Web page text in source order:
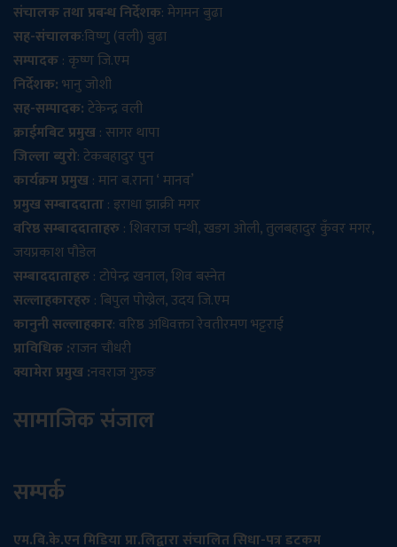
संचालक तथा प्रबन्ध निर्देशक: मेगमन बुढा
सह-संचालक:विष्णु (वली) बुढा
सम्पादक: कृष्ण जि.एम
निर्देशक:भानु जोशी
सह-सम्पादक:टेकेन्द्र वली
क्राईमबिट प्रमुख: सागर थापा
जिल्ला ब्युरो: टेकबहादुर पुन
कार्यक्रम प्रमुख: मान ब.राना ‘ मानव’
प्रमुख सम्बाददाता: इराधा झाक्री मगर
वरिष्ठ सम्बाददाताहरु: शिवराज पन्थी, खडग ओली, तुलबहादुर कुँवर मगर,
जयप्रकाश पौडेल
सम्बाददाताहरु: टोपेन्द्र खनाल, शिव बस्नेत
सल्लाहकारहरु: बिपुल पोख्रेल, उदय जि.एम
कानुनी सल्लाहकार: वरिष्ठ अधिवक्ता रेवतीरमण भट्टराई
प्राविधिक :राजन चौधरी
क्यामेरा प्रमुख :नवराज गुरुङ
सामाजिक संजाल
सम्पर्क
एम.बि.के.एन मिडिया प्रा.लिद्वारा संचालित सिधा-पत्र डटकम